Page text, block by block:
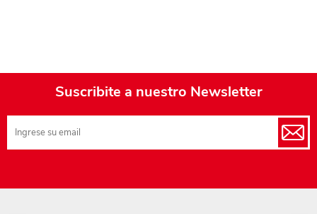
Suscribite a nuestro Newsletter